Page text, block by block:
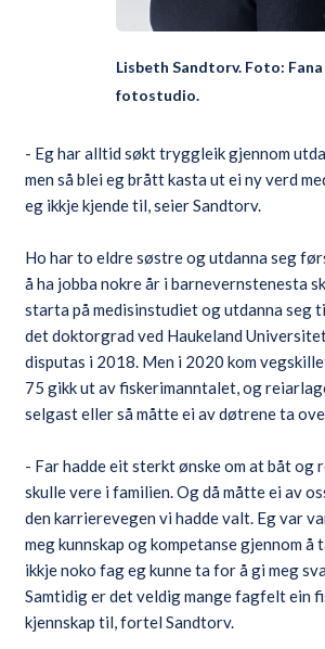
Lisbeth Sandtorv. Foto: Fana
fotostudio.
- Eg har alltid søkt tryggleik gjennom
men så blei eg brått kasta ut ei ny verd
eg ikkje kjende til, seier Sandtorv.
Ho har to eldre søstre og utdanna seg
å ha jobba nokre år i barnevernstenesta
starta på medisinstudiet og utdanna seg
det doktorgrad ved Haukeland
disputas i 2018. Men i 2020 kom
75 gikk ut av fiskerimanntalet, og
selgast eller så måtte ei av døtrene ta
- Far hadde eit sterkt ønske om at båt og
skulle vere i familien. Og då måtte ei av
den karrierevegen vi hadde valt. Eg var
meg kunnskap og kompetanse gjennom å
ikkje noko fag eg kunne ta for å gi meg
Samtidig er det veldig mange fagfelt ein
kjennskap til, fortel Sandtorv.